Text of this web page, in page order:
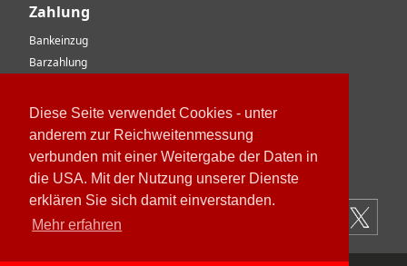
Diese Seite verwendet Cookies - unter
anderem zur Reichweitenmessung
verbunden mit einer Weitergabe der Daten in
die USA. Mit der Nutzung unserer Dienste
erklären Sie sich damit einverstanden.
Mehr erfahren
Zahlung
Bankeinzug
Barzahlung
EC-Karte
Kreditkarte
Rechnung
Paypal